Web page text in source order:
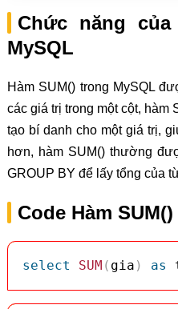
Chức năng của
MySQL
Hàm SUM() trong MySQL
các giá trị trong một cột, hàm
tạo bí danh cho một giá trị,
hơn, hàm SUM() thường
GROUP BY để lấy tổng của
Code Hàm
select SUM ( gia ) as